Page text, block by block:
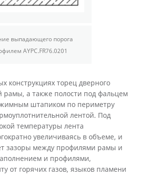
выпадающего порога
AYPC.FR76.0201
конструкциях торец дверного
рамы, а также полости под фальцем
штапиком по периметру
лентой. Под
температуры лента
увеличиваясь в объеме, и
зазоры между профилями рамы и
и профилями,
от горячих газов, языков пламени